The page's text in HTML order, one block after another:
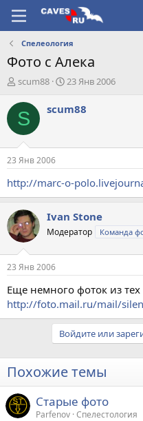
Спелеология
Фото с Алека
А
т
о
т
е
м
ы
scum88
Д
т
а
л
23 Янв 2006
S scum88
23 Янв 2006
http://marc-o-
Ivan Stone
Модератор Команда
23 Янв 2006
Еще немного фоток из тех
http://foto.mail.ru/mail/
Войдите или
Похожие темы
Старые фото
Parfenov Спелестология